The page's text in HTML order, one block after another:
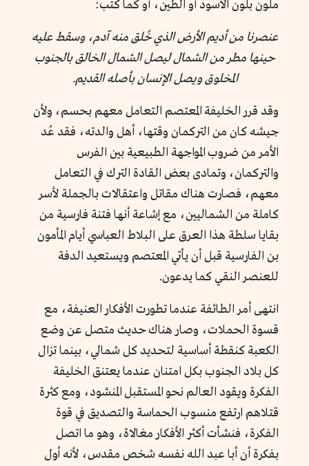
ملون بلون الأسود أو الطين، أو كما كتب:
عنصرنا من أديم الأرض الذي خُلق منه آدم، وسقط عليه
حينها مطر من الشمال ليصل الشمال الخالق بالجنوب
المخلوق ويصل الإنسان بأصله القديم.
وقد قرر الخليفة المعتصم التعامل معهم بحسم، ولأن
جيشه كان من التركمان وقتها، أهل والدته، فقد عُد
الأمر من ضروب المواجهة الطبيعية بين الفرس
والتركمان، وتمادى بعض القادة الترك في التعامل
معهم، فصارت هناك مقاتل واعتقالات بالجملة لأسر
كاملة من الشماليين، مع إشاعة أنها فتنة فارسية من
بقايا سلطة هذا العرق على البلاط العباسي أيام المأمون
بن الفارسية قبل أن يأتي المعتصم ويستعيد الدفة
للعنصر النقي كما يدعون.
انتهى أمر الطائفة عندما تطورت الأفكار العنيفة، مع
قسوة الحملات، وصار هناك حديث متصل عن وضع
الكعبة كنقطة أساسية لتحديد كل شمالي، بينما تزال
كل بلاد الجنوب بكل امتنان عندما يعتنق الخليفة
الفكرة ويقود العالم نحو المستقبل المنشود، ومع كثرة
قتلاهم ارتفع منسوب الحماسة والتصديق في قوة
الفكرة، فنشأت أكثر الأفكار مغالاة، وهو ما اتصل
بفكرة أن أبا عبد الله نفسه شخص مقدس، لأنه أول